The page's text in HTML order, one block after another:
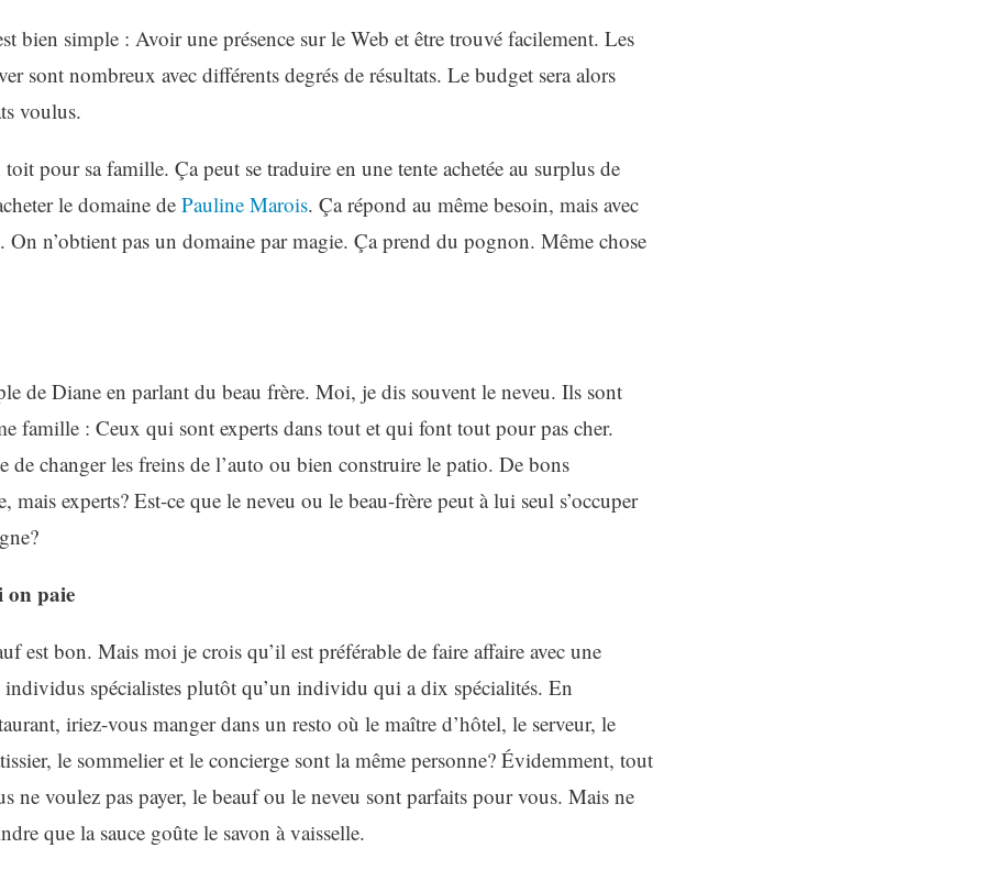
bien simple : Avoir une présence sur le Web et être trouvé facilement. Les
sont nombreux avec différents degrés de résultats. Le budget sera alors
voulus.
pour sa famille. Ça peut se traduire en une tente achetée au surplus de
le domaine de Pauline Marois. Ça répond au même besoin, mais avec
n’obtient pas un domaine par magie. Ça prend du pognon. Même chose
de Diane en parlant du beau frère. Moi, je dis souvent le neveu. Ils sont
famille : Ceux qui sont experts dans tout et qui font tout pour pas cher.
de changer les freins de l’auto ou bien construire le patio. De bons
mais experts? Est-ce que le neveu ou le beau-frère peut à lui seul s’occuper
on paie
est bon. Mais moi je crois qu’il est préférable de faire affaire avec une
spécialistes plutôt qu’un individu qui a dix spécialités. En
iriez-vous manger dans un resto où le maître d’hôtel, le serveur, le
le sommelier et le concierge sont la même personne? Évidemment, tout
ne voulez pas payer, le beauf ou le neveu sont parfaits pour vous. Mais ne
que la sauce goûte le savon à vaisselle.